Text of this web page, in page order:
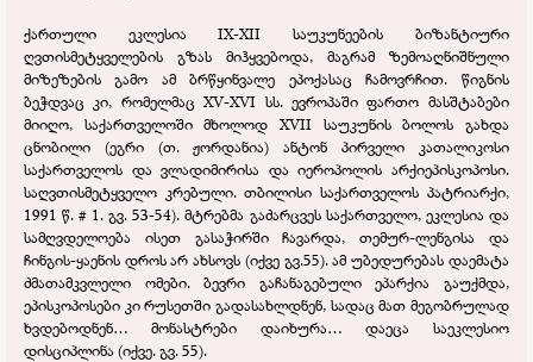
ქართული ეკლესია IX-XII საუკუნეების ბიზანტიური
ღვთისმეტყველების გზას მიჰყვებოდა, მაგრამ ზემოაღნიშნული
მიზეზების გამო ამ ბრწყინვალე ეპოქასაც ჩამოვრჩით. წიგნის
ბეჭდვაც კი, რომელმაც XV-XVI სს. ევროპაში ფართო მასშტაბები
მიიღო, საქართველოში მხოლოდ XVII საუკუნის ბოლოს გახდა
ცნობილი (ეგრი (თ. ჟორდანია) ანტონ პირველი კათალიკოსი
საქართველოს და ვლადიმირისა და იეროპოლის არქიეპისკოპოსი.
საღვთისმეტყველო კრებული. თბილისი საქართველოს პატრიარქი,
1991 წ. # 1. გვ. 53-54). მტრებმა გაძარცვეს საქართველო, ეკლესია და
სამღვდელოება ისეთ გასაჭირში ჩავარდა, თემურ-ლენგისა და
ჩინგის-ყაენის დროს არ ახსოვს (იქვე გვ.55). ამ უბედურებას დაემატა
ძმათამკვლელი ომები. ბევრი გაჩანაგებული ეპარქია გაუქმდა,
ეპისკოპოსები კი რუსეთში გადასახლდნენ, სადაც მათ მეგობრულად
ხვდებოდნენ… მონასტრები დაიხურა… დაეცა საეკლესიო
დისციპლინა (იქვე. გვ. 55).